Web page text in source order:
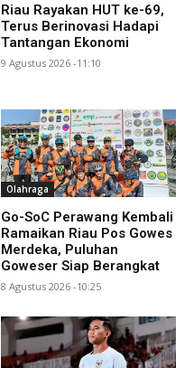
Riau Rayakan HUT ke-69,
Terus Berinovasi Hadapi
Tantangan Ekonomi
9 Agustus 2026 -11:10
Olahraga
Go-SoC Perawang Kembali
Ramaikan Riau Pos Gowes
Merdeka, Puluhan
Goweser Siap Berangkat
8 Agustus 2026 -10:25